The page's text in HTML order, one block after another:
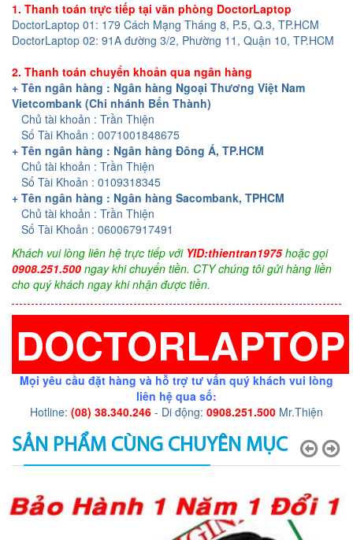
1. Thanh toán trực tiếp tại văn phòng DoctorLaptop
DoctorLaptop 01: 179 Cách Mạng Tháng 8, P.5, Q.3, TP.HCM
DoctorLaptop 02: 91A đường 3/2, Phường 11, Quận 10, TP.HCM
2. Thanh toán chuyển khoản qua ngân hàng
+ Tên ngân hàng : Ngân hàng Ngoại Thương Việt Nam
Vietcombank (Chi nhánh Bến Thành)
Chủ tài khoản : Trần Thiện
Số Tài Khoản : 0071001848675
+ Tên ngân hàng : Ngân hàng Đông Á, TP.HCM
Chủ tài khoản : Trần Thiện
Số Tài Khoản : 0109318345
+ Tên ngân hàng : Ngân hàng Sacombank, TPHCM
Chủ tài khoản : Trần Thiện
Số Tài Khoản : 060067917491
Khách vui lòng liên hệ trực tiếp với YID:thientran1975hoặc gọi
0908.251.500 ngay khi chuyển tiền. CTY chúng tôi gửi hàng liền
cho quý khách ngay khi nhận được tiền.
DOCTORLAPTOP
Mọi yêu cầu đặt hàng và hỗ trợ tư vấn quý khách vui lòng
liên hệ qua số:
Hotline: (08) 38.340.246 - Di động: 0908.251.500 Mr.Thiện
SẢN PHẨM CÙNG CHUYÊN MỤC